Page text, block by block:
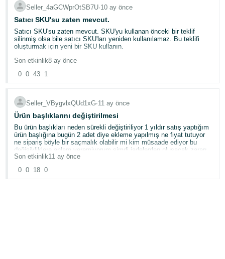
Seller_4aGCWprOtSB7U∙10 ay önce
Satıcı SKU'su zaten mevcut.
Satıcı SKU'su zaten mevcut. SKU'yu kullanan önceki bir teklif
silinmiş olsa bile satıcı SKU'ları yeniden kullanılamaz. Bu teklifi
oluşturmak için yeni bir SKU kullanın.
her bir ürünümde farklı sku olmasına rağmen böyle bir hata alıyorum
nasıl çözümleyebilirim?
Son etkinlik8 ay önce
0 0 43 1
Seller_VBygvlxQUd1xG∙11 ay önce
Ürün başlıklarını değiştirilmesi
Bu ürün başlıkları neden sürekli değiştiriliyor 1 yıldır satış yaptığım
ürün başlığına bugün 2 adet diye ekleme yapılmış ne fiyat tutuyor
ne sipariş böyle bir saçmalık olabilir mi kim müsaade ediyor bu
değişikliklere anlam veremiyorum şimdi iadelerden oluşacak zararı
kim karşılayacak!!! Yeter artık bu işe bir düzen getirilsin her ay liste
Son etkinlik11 ay önce
0 0 18 0